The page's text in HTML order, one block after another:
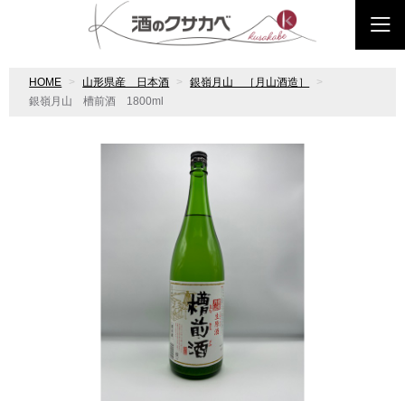
HOME 山形県産 日本酒
銀嶺月山 ［月山酒造］
銀嶺月山 槽前酒 1800ml